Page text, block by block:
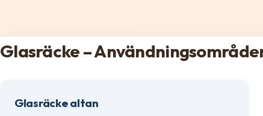
Glasräcke –
Glasräcke altan